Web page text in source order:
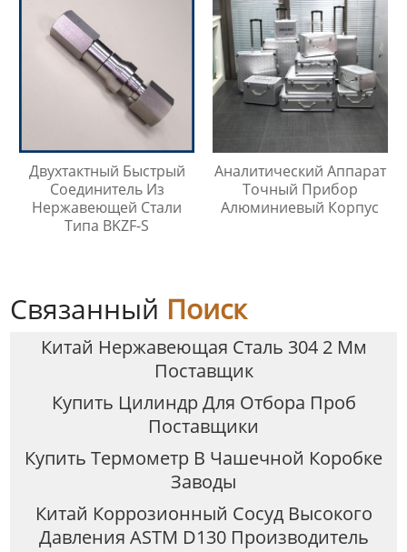
Двухтактный Быстрый
Соединитель Из
Нержавеющей Стали
Типа BKZF-S
Аналитический Аппарат
Точный Прибор
Алюминиевый Корпус
Связанный Поиск
Китай Нержавеющая Сталь 304 2 Мм
Поставщик
Купить Цилиндр Для Отбора Проб
Поставщики
Купить Термометр В Чашечной Коробке
Заводы
Китай Коррозионный Сосуд Высокого
Давления ASTM D130 Производитель